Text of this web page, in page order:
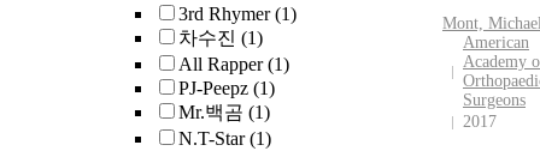
3rd Rhymer(1)
차수진 (1)
All Rapper(1)
PJ-Peepz (1)
Mr.백곰 (1)
N.T-Star(1)
Mont,
American
Academy
Surgeons
2017